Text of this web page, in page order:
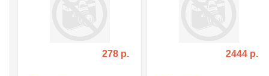
278 р. 2444 р.